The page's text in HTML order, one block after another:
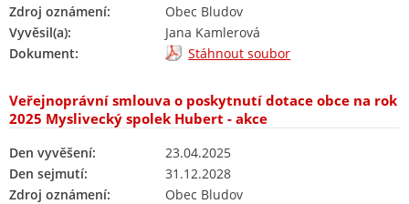
Zdroj oznámení:
Obec Bludov
Vyvěsil(a):
Jana Kamlerová
Dokument:
Stáhnout soubor
Veřejnoprávní smlouva o poskytnutí dotace obce na rok
2025 Myslivecký spolek Hubert - akce
Den vyvěšení:
23.04.2025
Den sejmutí:
31.12.2028
Zdroj oznámení:
Obec Bludov